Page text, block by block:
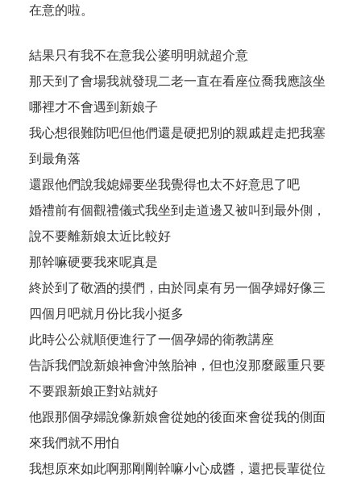
在意的啦。
結果只有我不在意我公婆明明就超介意
那天到了會場我就發現二老一直在看座位喬我應該坐
哪裡才不會遇到新娘子
我心想很難防吧但他們還是硬把別的親戚趕走把我塞
到最角落
還跟他們說我媳婦要坐我覺得也太不好意思了吧
婚禮前有個觀禮儀式我坐到走道邊又被叫到最外側，
說不要離新娘太近比較好
那幹嘛硬要我來呢真是
終於到了敬酒的摸們，由於同桌有另一個孕婦好像三
四個月吧就月份比我小挺多
此時公公就順便進行了一個孕婦的衛教講座
告訴我們說新娘神會沖煞胎神，但也沒那麼嚴重只要
不要跟新娘正對站就好
他跟那個孕婦說像新娘會從她的後面來會從我的側面
來我們就不用怕
我想原來如此啊那剛剛幹嘛小心成醬，還把長輩從位